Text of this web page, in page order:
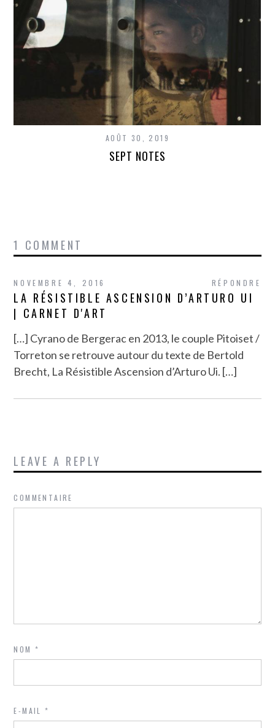
AOÛT 30, 2019
SEPT NOTES
1 COMMENT
RÉPONDRE
NOVEMBRE 4, 2016
LA RÉSISTIBLE ASCENSION D’ARTURO UI
| CARNET D'ART
[…] Cyrano de Bergerac en 2013, le couple Pitoiset /
Torreton se retrouve autour du texte de Bertold
Brecht, La Résistible Ascension d’Arturo Ui. […]
LEAVE A REPLY
COMMENTAIRE
NOM*
E-MAIL*